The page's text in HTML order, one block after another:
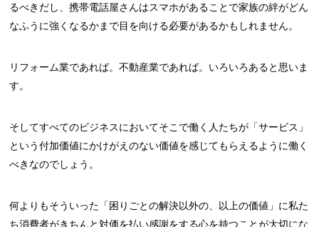
るべきだし、携帯電話屋さんはスマホがあることで家族の絆がどん
なふうに強くなるかまで目を向ける必要があるかもしれません。
リフォーム業であれば。不動産業であれば。いろいろあると思いま
す。
そしてすべてのビジネスにおいてそこで働く人たちが「サービス」
という付加価値にかけがえのない価値を感じてもらえるように働く
べきなのでしょう。
何よりもそういった「困りごとの解決以外の、以上の価値」に私た
ち消費者がきちんと対価を払い感謝をする心を持つことが大切にな